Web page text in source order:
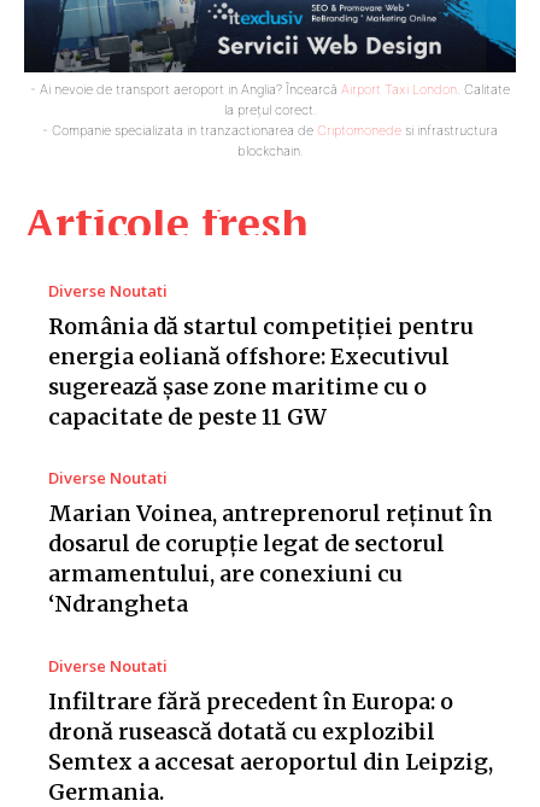
Articole fresh
Diverse Noutati
România dă startul competiției pentru
energia eoliană offshore: Executivul
sugerează șase zone maritime cu o
capacitate de peste 11 GW
Diverse Noutati
Marian Voinea, antreprenorul reținut în
dosarul de corupție legat de sectorul
armamentului, are conexiuni cu
‘Ndrangheta
Diverse Noutati
Infiltrare fără precedent în Europa: o
dronă rusească dotată cu explozibil
Semtex a accesat aeroportul din Leipzig,
Germania.
- Ai nevoie de transport aeroport in Anglia? Încearcă Airport Taxi London . Calitate
la prețul corect.
- Companie specializata in tranzactionarea de Criptomonede si infrastructura
blockchain.